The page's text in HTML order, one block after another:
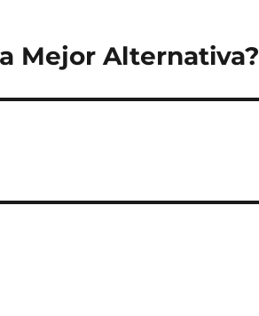
Mejor Alternativa?